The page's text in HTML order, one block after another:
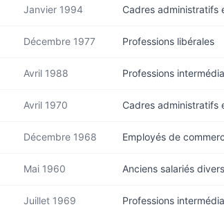
Janvier 1994 Cadres administratifs
Décembre 1977 Professions libérales
Avril 1988 Professions
Avril 1970 Cadres administratifs
Décembre 1968 Employés de
Mai 1960 Anciens salariés divers
Juillet 1969 Professions